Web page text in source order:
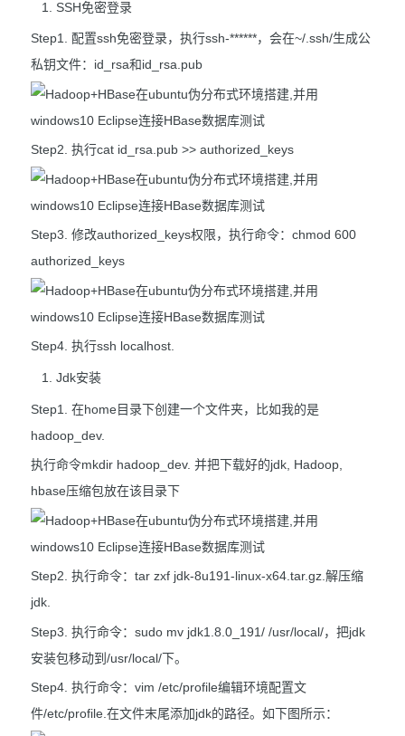
SSH免密登录
Step1. 配置ssh免密登录，执行ssh-******，会在~/.ssh/生成公
私钥文件：id_rsa和id_rsa.pub
Step2. 执行cat id_rsa.pub >> authorized_keys
Step3. 修改authorized_keys权限，执行命令：chmod 600
authorized_keys
Step4. 执行ssh localhost.
Jdk安装
Step1. 在home目录下创建一个文件夹，比如我的是
hadoop_dev.
执行命令mkdir hadoop_dev. 并把下载好的jdk, Hadoop,
hbase压缩包放在该目录下
Step2. 执行命令：tar zxf jdk-8u191-linux-x64.tar.gz.解压缩
jdk.
Step3. 执行命令：sudo mv jdk1.8.0_191/ /usr/local/，把jdk
安装包移动到/usr/local/下。
Step4. 执行命令：vim /etc/profile编辑环境配置文
件/etc/profile.在文件末尾添加jdk的路径。如下图所示：